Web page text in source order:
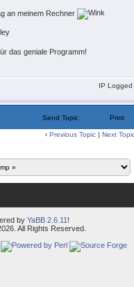
an meinem Rechner
das geniale Programm!
IP Logged
Send Topic Print
‹ Previous Topic | Next
by YaBB 2.6.11 !
All Rights Reserved.